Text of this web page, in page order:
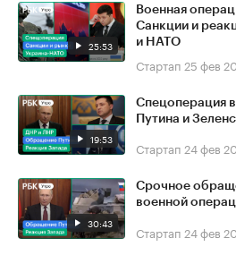
25:53
Военная
Санкции и
и НАТО
Стартап 25 фев
19:53
Спецоперация
Путина и
Стартап 24 фев
30:43
Срочное
военной
Стартап 24 фев